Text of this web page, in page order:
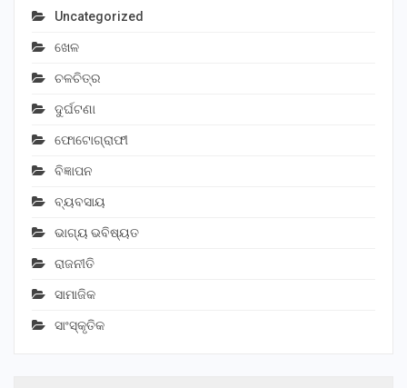
Uncategorized
ଖେଳ
ଚଳଚିତ୍ର
ଦୁର୍ଘଟଣା
ଫୋଟୋଗ୍ରାଫୀ
ବିଜ୍ଞାପନ
ବ୍ୟବସାୟ
ଭାଗ୍ୟ ଭବିଷ୍ୟତ
ରାଜନୀତି
ସାମାଜିକ
ସାଂସ୍କୃତିକ